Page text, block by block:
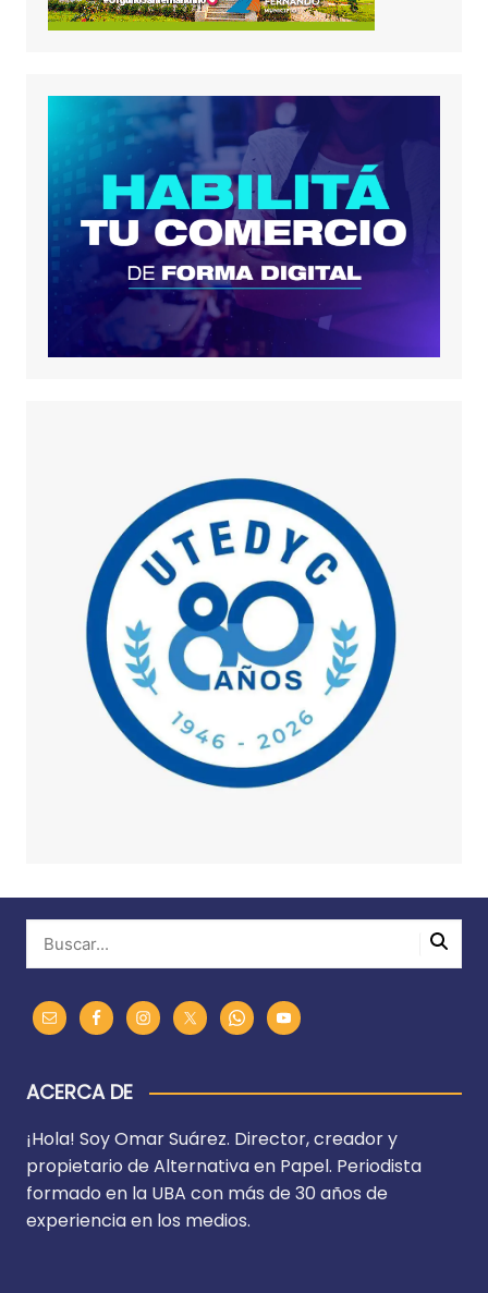
ACERCA DE
¡Hola! Soy Omar Suárez. Director, creador y
propietario de Alternativa en Papel. Periodista
formado en la UBA con más de 30 años de
experiencia en los medios.